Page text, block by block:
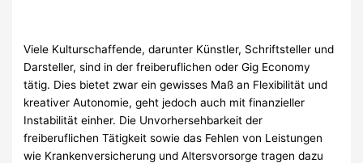
Viele Kulturschaffende, darunter Künstler, Schriftsteller und
Darsteller, sind in der freiberuflichen oder Gig Economy
tätig. Dies bietet zwar ein gewisses Maß an Flexibilität und
kreativer Autonomie, geht jedoch auch mit finanzieller
Instabilität einher. Die Unvorhersehbarkeit der
freiberuflichen Tätigkeit sowie das Fehlen von Leistungen
wie Krankenversicherung und Altersvorsorge tragen dazu